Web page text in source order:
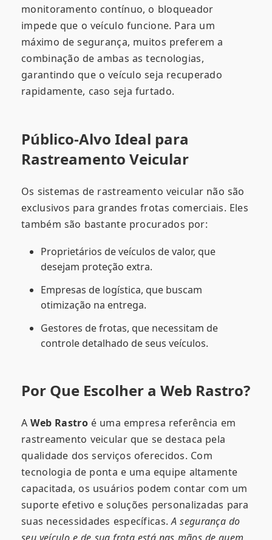
monitoramento contínuo, o bloqueador
impede que o veículo funcione. Para um
máximo de segurança, muitos preferem a
combinação de ambas as tecnologias,
garantindo que o veículo seja recuperado
rapidamente, caso seja furtado.
Público-Alvo Ideal para
Rastreamento Veicular
Os sistemas de rastreamento veicular não são
exclusivos para grandes frotas comerciais. Eles
também são bastante procurados por:
Proprietários de veículos de valor, que
desejam proteção extra.
Empresas de logística, que buscam
otimização na entrega.
Gestores de frotas, que necessitam de
controle detalhado de seus veículos.
Por Que Escolher a Web Rastro?
AWeb Rastroé uma empresa referência em
rastreamento veicular que se destaca pela
qualidade dos serviços oferecidos. Com
tecnologia de ponta e uma equipe altamente
capacitada, os usuários podem contar com um
suporte efetivo e soluções personalizadas para
suas necessidades específicas.A segurança do
seu veículo e de sua frota está nas mãos de quem